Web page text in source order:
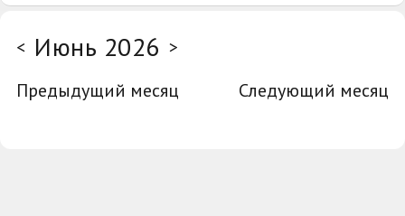
< Июнь 2026 >
Предыдущий месяц
Следующий месяц